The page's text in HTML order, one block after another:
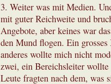
3. Weiter was mit Medien.
mit guter Reichweite und
Angebote, aber keines war
den Mund flogen. Ein
anderes wollte mich nicht
zwei, ein Bereichsleiter
Leute fragten nach dem, was